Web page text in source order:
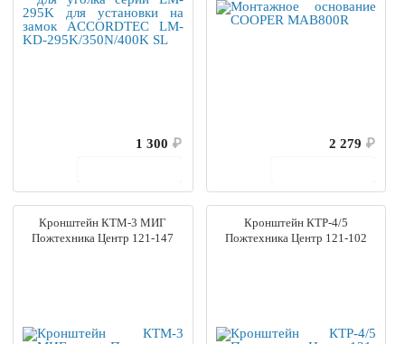
1 300 ₽
2 279 ₽
Кронштейн КТМ-3 МИГ
Пожтехника Центр 121-147
Кронштейн КТР-4/5
Пожтехника Центр 121-102